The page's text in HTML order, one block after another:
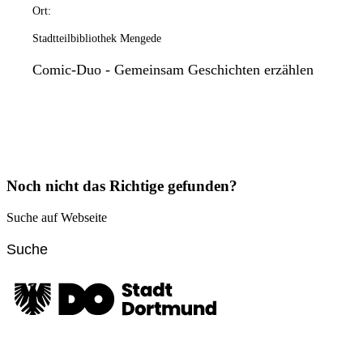
Ort:
Stadtteilbibliothek Mengede
Comic-Duo - Gemeinsam Geschichten erzählen
Noch nicht das Richtige gefunden?
Suche auf Webseite